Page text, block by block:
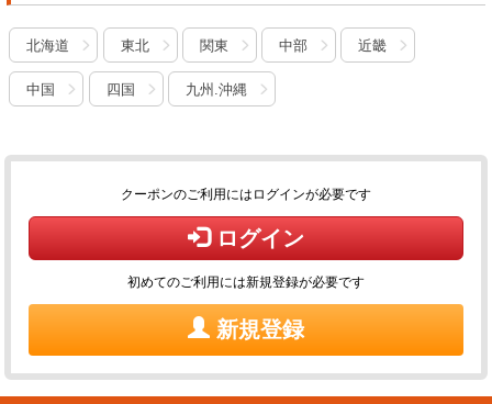
北海道 東北 関東 中部 近畿
中国 四国 九州.沖縄
クーポンのご利用にはログインが必要です
ログイン
初めてのご利用には新規登録が必要です
新規登録